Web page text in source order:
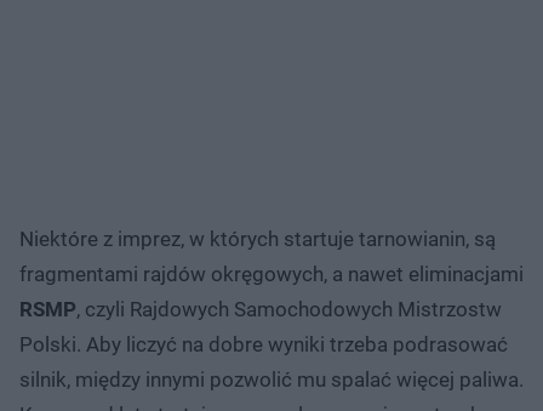
Niektóre z imprez, w których startuje tarnowianin, są
fragmentami rajdów okręgowych, a nawet eliminacjami
RSMP, czyli Rajdowych Samochodowych Mistrzostw
Polski. Aby liczyć na dobre wyniki trzeba podrasować
silnik, między innymi pozwolić mu spalać więcej paliwa.